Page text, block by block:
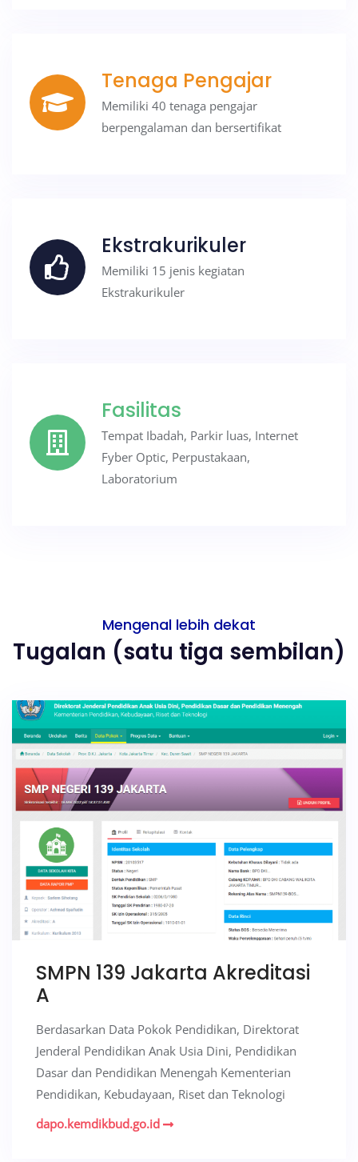
Tenaga Pengajar
Memiliki 40 tenaga pengajar
berpengalaman dan bersertifikat
Ekstrakurikuler
Memiliki 15 jenis kegiatan
Ekstrakurikuler
Fasilitas
Tempat Ibadah, Parkir luas, Internet
Fyber Optic, Perpustakaan,
Laboratorium
Mengenal lebih dekat
Tugalan (satu tiga sembilan)
SMPN 139 Jakarta Akreditasi
A
Berdasarkan Data Pokok Pendidikan, Direktorat
Jenderal Pendidikan Anak Usia Dini, Pendidikan
Dasar dan Pendidikan Menengah Kementerian
Pendidikan, Kebudayaan, Riset dan Teknologi
dapo.kemdikbud.go.id